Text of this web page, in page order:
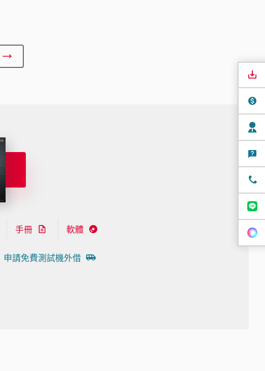
手冊 軟體
申請免費測試機外借